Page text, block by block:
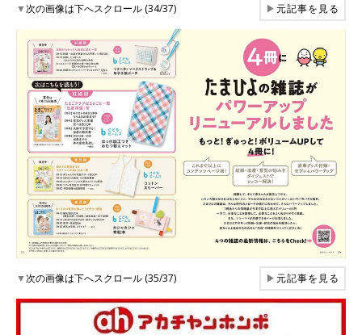
▼次の画像は下へスクロール (34/37) ▶元記事を見る
▼次の画像は下へスクロール (35/37) ▶元記事を見る